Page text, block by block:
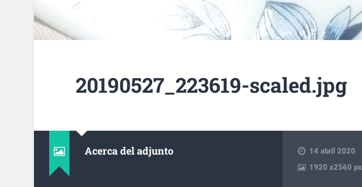
20190527_223619-scaled.jpg
Acerca del adjunto
14 abril 2020
1920x2560 px